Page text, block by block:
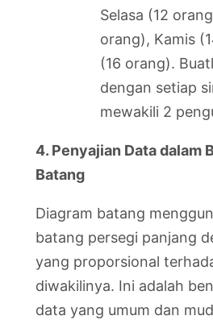
Selasa (12
orang), Kamis
(16 orang).
dengan setiap
mewakili 2
4. Penyajian Data dalam
Batang
Diagram batang
batang persegi panjang
yang proporsional
diwakilinya. Ini adalah
data yang umum dan